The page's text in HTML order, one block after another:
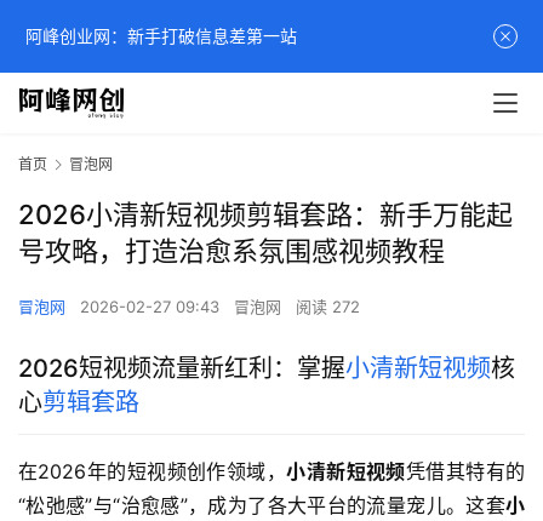
首页 冒泡网
2026小清新短视频剪辑套路：新手万能起
号攻略，打造治愈系氛围感视频教程
冒泡网 2026-02-27 09:43 冒泡网 阅读 272
2026短视频流量新红利：掌握小清新短视频核
心剪辑套路
在2026年的短视频创作领域，小清新短视频凭借其特有的
“松弛感”与“治愈感”，成为了各大平台的流量宠儿。这套小
阿峰创业网：新手打破信息差第一站